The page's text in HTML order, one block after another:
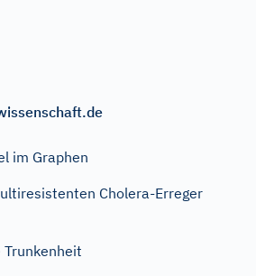
im Graphen
Cholera-Erreger